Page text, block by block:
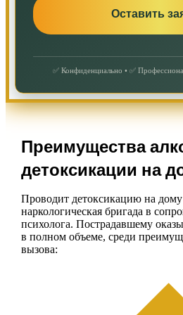
✅ Конфиденциально • ✅
Преимущества
детоксикации на
Проводит детоксикацию на дому
наркологическая бригада в
психолога. Пострадавшему
в полном объеме, среди
вызова: